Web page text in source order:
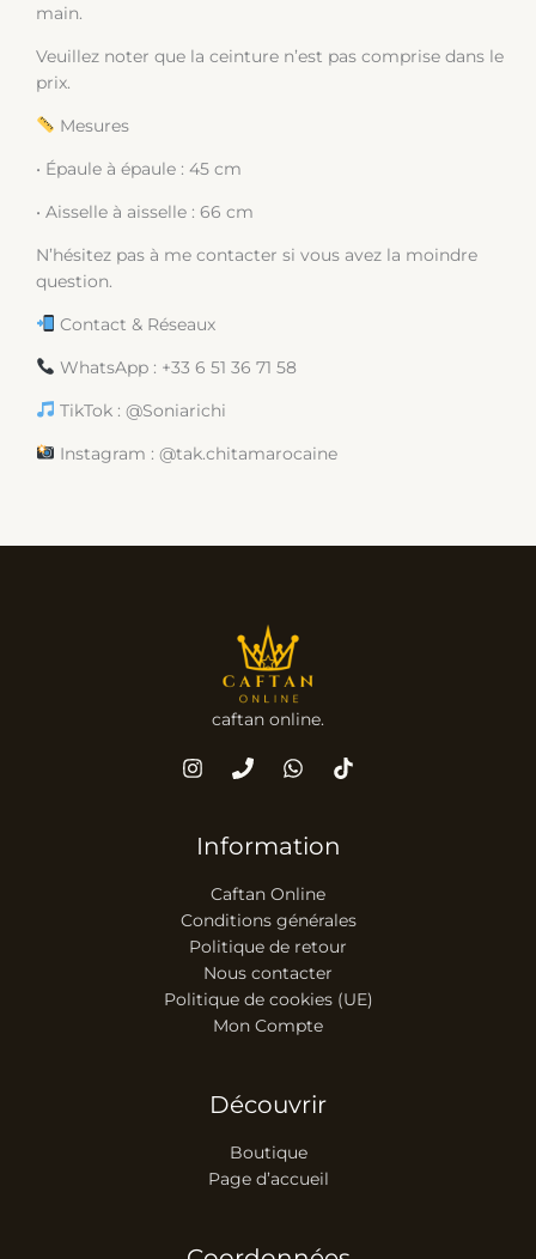
main.
Veuillez noter que la ceinture n’est pas comprise dans le
prix.
Mesures
• Épaule à épaule : 45 cm
• Aisselle à aisselle : 66 cm
N’hésitez pas à me contacter si vous avez la moindre
question.
Contact & Réseaux
WhatsApp : +33 6 51 36 71 58
TikTok : @Soniarichi
Instagram : @tak.chitamarocaine
caftan online.
Information
Caftan Online
Conditions générales
Politique de retour
Nous contacter
Politique de cookies (UE)
Mon Compte
Découvrir
Boutique
Page d’accueil